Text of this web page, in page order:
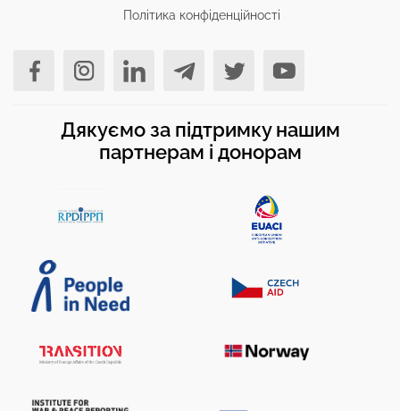
Політика конфіденційності
Дякуємо за підтримку нашим
партнерам і донорам